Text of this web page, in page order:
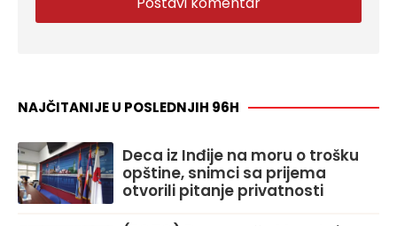
NAJČITANIJE U POSLEDNJIH 96H
Deca iz Inđije na moru o trošku
opštine, snimci sa prijema
otvorili pitanje privatnosti